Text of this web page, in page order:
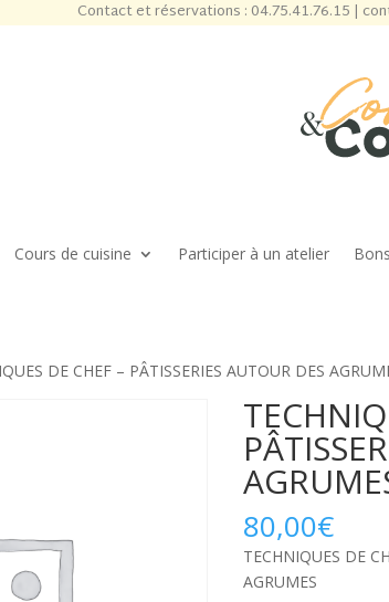
Contact et réservations : 04.75.41.76.15 |
Cours de cuisine Participer à un atelier
DE CHEF – PÂTISSERIES AUTOUR DES
80,00€
TECHNIQUES DE
AGRUMES